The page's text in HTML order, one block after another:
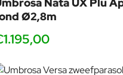
Ø2,8m